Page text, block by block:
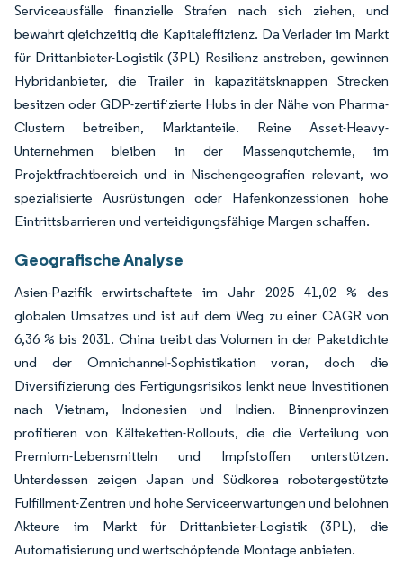
Serviceausfälle finanzielle Strafen nach sich ziehen, und
bewahrt gleichzeitig die Kapitaleffizienz. Da Verlader im Markt
für Drittanbieter-Logistik (3PL) Resilienz anstreben, gewinnen
Hybridanbieter, die Trailer in kapazitätsknappen Strecken
besitzen oder GDP-zertifizierte Hubs in der Nähe von Pharma-
Clustern betreiben, Marktanteile. Reine Asset-Heavy-
Unternehmen bleiben in der Massengutchemie, im
Projektfrachtbereich und in Nischengeografien relevant, wo
spezialisierte Ausrüstungen oder Hafenkonzessionen hohe
Eintrittsbarrieren und verteidigungsfähige Margen schaffen.
Geografische Analyse
Asien-Pazifik erwirtschaftete im Jahr 2025 41,02 % des
globalen Umsatzes und ist auf dem Weg zu einer CAGR von
6,36 % bis 2031. China treibt das Volumen in der Paketdichte
und der Omnichannel-Sophistikation voran, doch die
Diversifizierung des Fertigungsrisikos lenkt neue Investitionen
nach Vietnam, Indonesien und Indien. Binnenprovinzen
profitieren von Kälteketten-Rollouts, die die Verteilung von
Premium-Lebensmitteln und Impfstoffen unterstützen.
Unterdessen zeigen Japan und Südkorea robotergestützte
Fulfillment-Zentren und hohe Serviceerwartungen und belohnen
Akteure im Markt für Drittanbieter-Logistik (3PL), die
Automatisierung und wertschöpfende Montage anbieten.